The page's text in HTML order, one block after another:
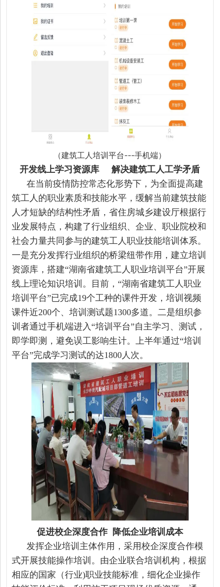
（建筑工人培训平台---手机端）
开发线上学习资源库 解决建筑工人工学矛盾
在当前疫情防控常态化形势下，为全面提高建
筑工人的职业素质和技能水平，缓解当前建筑技能
人才短缺的结构性矛盾，省住房城乡建设厅根据行
业发展特点，构建了行业组织、企业、职业院校和
社会力量共同参与的建筑工人职业技能培训体系。
一是充分发挥行业组织的桥梁纽带作用，建立培训
资源库，搭建“湖南省建筑工人职业培训平台”开展
线上理论知识培训。目前，“湖南省建筑工人职业
培训平台”已完成19个工种的课件开发，培训视频
课件近200个、培训测试题1300多道。二是组织参
训者通过手机端进入“培训平台”自主学习、测试，
即学即测，避免误工影响生计。上半年通过“培训
平台”完成学习测试的达1800人次。
促进校企深度合作 降低企业培训成本
发挥企业培训主体作用，采用校企深度合作模
式开展技能操作培训。由企业联合培训机构，根据
相应的国家（行业)职业技能标准，细化企业操作